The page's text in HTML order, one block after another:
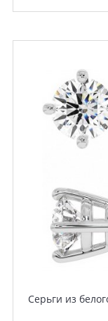
Серьги из